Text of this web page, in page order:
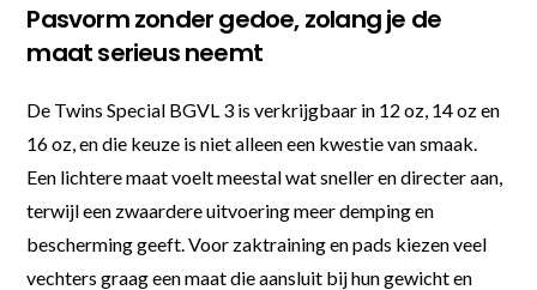
Pasvorm zonder gedoe, zolang je de
maat serieus neemt
De Twins Special BGVL 3 is verkrijgbaar in 12 oz, 14 oz en
16 oz, en die keuze is niet alleen een kwestie van smaak.
Een lichtere maat voelt meestal wat sneller en directer aan,
terwijl een zwaardere uitvoering meer demping en
bescherming geeft. Voor zaktraining en pads kiezen veel
vechters graag een maat die aansluit bij hun gewicht en